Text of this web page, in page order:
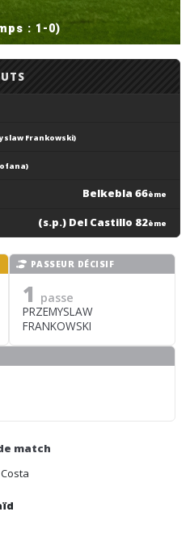
: 1-0)
Frankowski)
Belkebla 66ème
(s.p.) Del Castillo 82ème
PASSEUR DÉCISIF
1 passe
PRZEMYSLAW
FRANKOWSKI
match